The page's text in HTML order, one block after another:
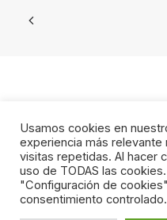
© 2023 Fundacion
Usamos cookies en
experiencia más
visitas repetidas. Al hacer
uso de TODAS las
"Configuración de
consentimiento controlado.